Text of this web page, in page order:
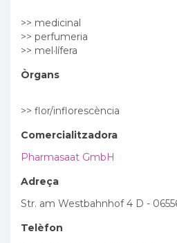
>> medicinal
>> perfumeria
>> mel·lífera
Òrgans
>> flor/inflorescència
Comercialitzadora
Pharmasaat GmbH
Adreça
Str. am Westbahnhof 4 D -
Telèfon